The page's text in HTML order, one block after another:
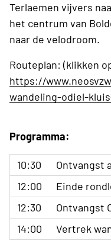
Terlaemen vijvers
het centrum van
naar de velodroom.
Routeplan: (klikken
https://
wandeling-odiel-
Programma:
10:30
Ontvangst
12:00
Einde
12:30
Ontvangst
14:00
Vertrek